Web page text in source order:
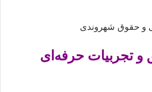
و حقوق شهروندی
و تجربیات حرفه‌ای